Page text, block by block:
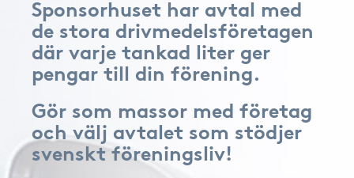
Sponsorhuset har avtal med
de stora drivmedelsföretagen
där varje tankad liter ger
pengar till din förening.
Gör som massor med företag
och välj avtalet som stödjer
svenskt föreningsliv!